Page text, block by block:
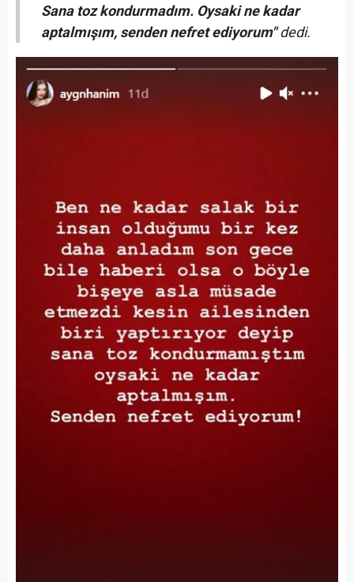
Sana toz kondurmadım. Oysaki ne kadar
aptalmışım, senden nefret ediyorum"dedi.